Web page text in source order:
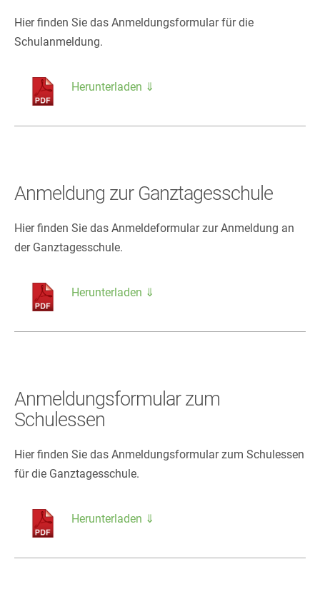
Hier finden Sie das Anmeldungsformular für die
Schulanmeldung.
Herunterladen ⇓
Anmeldung zur Ganztagesschule
Hier finden Sie das Anmeldeformular zur Anmeldung an
der Ganztagesschule.
Herunterladen ⇓
Anmeldungsformular zum
Schulessen
Hier finden Sie das Anmeldungsformular zum Schulessen
für die Ganztagesschule.
Herunterladen ⇓